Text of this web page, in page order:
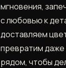
мгновения,
с любовью к
доставляем
превратим
рядом, чтобы